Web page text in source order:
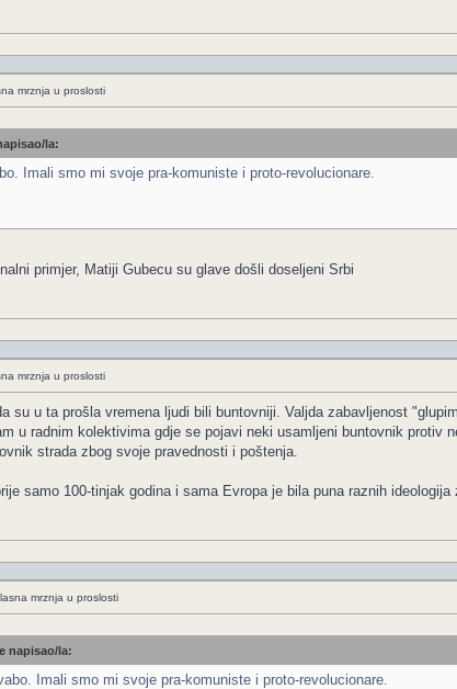
mrznja u proslosti
la:
Imali smo mi svoje pra-komuniste i proto-revolucionare.
primjer, Matiji Gubecu su glave došli doseljeni Srbi
mrznja u proslosti
su u ta prošla vremena ljudi bili buntovniji. Valjda zabavljenost
u radnim kolektivima gdje se pojavi neki usamljeni buntovnik
strada zbog svoje pravednosti i poštenja.
samo 100-tinjak godina i sama Evropa je bila puna raznih
mrznja u proslosti
napisao/la:
Imali smo mi svoje pra-komuniste i proto-revolucionare.